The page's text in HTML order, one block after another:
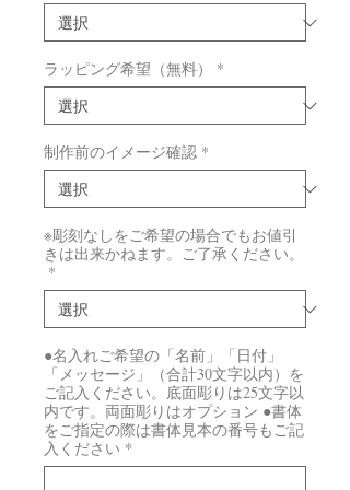
ラッピング希望（無料） *
制作前のイメージ確認 *
※彫刻なしをご希望の場合でもお値引
きは出来かねます。ご了承ください。
*
●名入れご希望の「名前」「日付」
「メッセージ」（合計30文字以内）を
ご記入ください。底面彫りは25文字以
内です。両面彫りはオプション ●書体
をご指定の際は書体見本の番号もご記
入ください *